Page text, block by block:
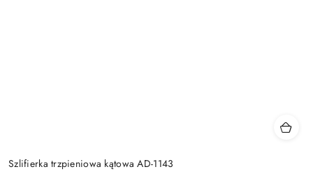
Szlifierka trzpieniowa kątowa AD-1143